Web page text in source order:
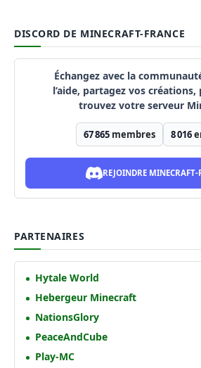
DISCORD DE MINECRAFT-FRANCE
Échangez avec la
l’aide, partagez vos créations,
trouvez votre serveur
67 865 membres 8 016
REJOINDRE MINECRAFT-
PARTENAIRES
Hytale World
Hebergeur Minecraft
NationsGlory
PeaceAndCube
Play-MC